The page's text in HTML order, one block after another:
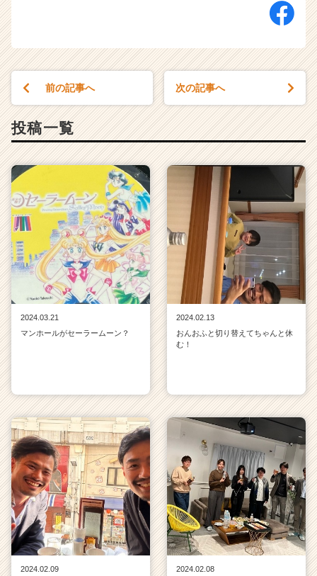
前の記事へ 次の記事へ
投稿一覧
2024.03.21
マンホールがセーラームーン？
2024.02.13
おんおふと切り替えてちゃんと休
む！
2024.02.09 2024.02.08